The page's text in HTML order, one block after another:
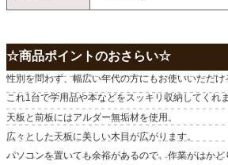
☆商品ポイントのおさらい☆
性別を問わず、幅広い年代の方にもお使いいただけ
これ1台で学用品や本などをスッキリ収納してくれま
天板と前板にはアルダー無垢材を使用。
広々とした天板に美しい木目が広がります。
パソコンを置いても余裕があるので、作業がはかど